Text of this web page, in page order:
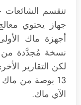
تنقسم
جهاز يحتوي
لكن التقارير
الآي ماك.